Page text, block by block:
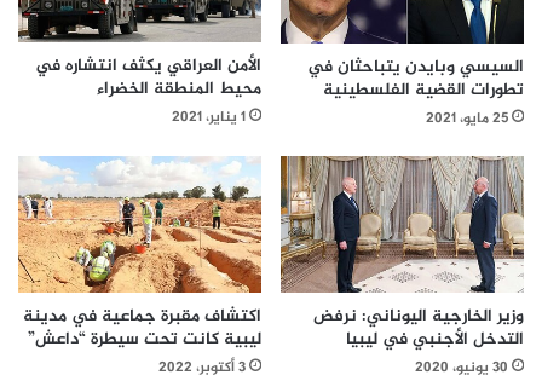
السيسي وبايدن يتباحثان في
تطورات القضية الفلسطينية
25 مايو، 2021
الأمن العراقي يكثف انتشاره في
محيط المنطقة الخضراء
1 يناير، 2021
وزير الخارجية اليوناني: نرفض
التدخل الأجنبي في ليبيا
30 يونيو، 2020
اكتشاف مقبرة جماعية في مدينة
ليبية كانت تحت سيطرة “داعش”
3 أكتوبر، 2022